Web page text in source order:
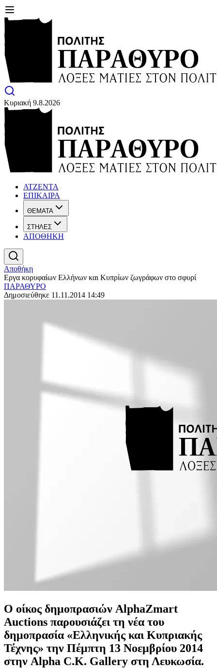
Κυριακή 9.8.2026
ΑΤΖΕΝΤΑ
ΕΠΙΚΑΙΡΑ
ΘΕΜΑΤΑ
ΣΤΗΛΕΣ
ΑΠΟΘΗΚΗ
Αποθήκη
Εργα κορυφαίων Ελλήνων και Κυπρίων ζωγράφων στο σφυρί
ΠΑΡΑΘΥΡΟ
Δημοσιεύθηκε 11.11.2014 14:49
Ο οίκος δημοπρασιών AlphaZmart
Auctions παρουσιάζει τη νέα του
δημοπρασία «Ελληνικής και Κυπριακής
Τέχνης» την Πέμπτη 13 Νοεμβρίου 2014
στην Alpha C.K. Gallery στη Λευκωσία.